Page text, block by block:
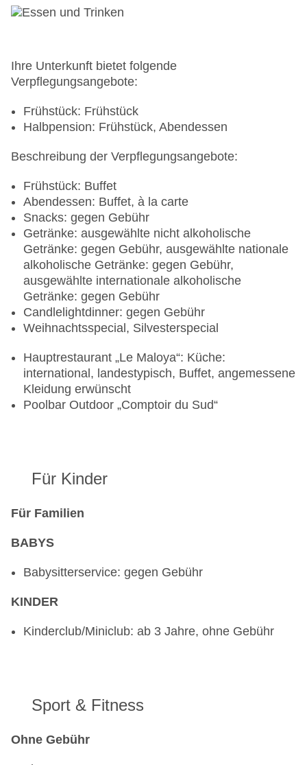
Ihre Unterkunft bietet folgende
Verpflegungsangebote:
Frühstück: Frühstück
Halbpension: Frühstück, Abendessen
Beschreibung der Verpflegungsangebote:
Frühstück: Buffet
Abendessen: Buffet, à la carte
Snacks: gegen Gebühr
Getränke: ausgewählte nicht alkoholische
Getränke: gegen Gebühr, ausgewählte nationale
alkoholische Getränke: gegen Gebühr,
ausgewählte internationale alkoholische
Getränke: gegen Gebühr
Candlelightdinner: gegen Gebühr
Weihnachtsspecial, Silvesterspecial
Hauptrestaurant „Le Maloya“: Küche:
international, landestypisch, Buffet, angemessene
Kleidung erwünscht
Poolbar Outdoor „Comptoir du Sud“
Für Kinder
Für Familien
BABYS
Babysitterservice: gegen Gebühr
KINDER
Kinderclub/Miniclub: ab 3 Jahre, ohne Gebühr
Sport & Fitness
Ohne Gebühr